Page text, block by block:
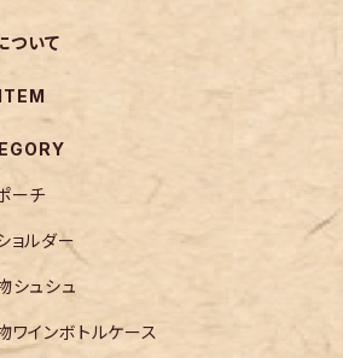
ついて
ーチ
ョルダー
シュシュ
ワインボトルケース